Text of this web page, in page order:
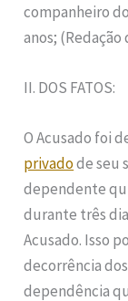
companheiro
anos; (Redação
II. DOS FATOS:
O Acusado foi
privadode seu
dependente
durante três
Acusado. Isso
decorrência
dependência